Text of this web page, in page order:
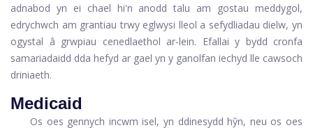
adnabod yn ei chael hi'n anodd talu am gostau meddygol,
edrychwch am grantiau trwy eglwysi lleol a sefydliadau dielw, yn
ogystal â grwpiau cenedlaethol ar-lein. Efallai y bydd cronfa
samariadaidd dda hefyd ar gael yn y ganolfan iechyd lle cawsoch
driniaeth.
Medicaid
Os oes gennych incwm isel, yn ddinesydd hŷn, neu os oes